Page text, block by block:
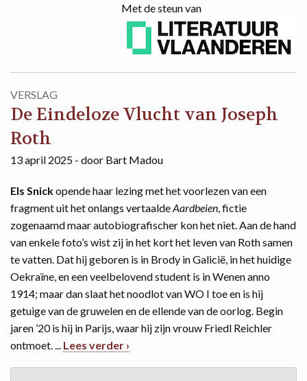
Met de steun van
VERSLAG
De Eindeloze Vlucht van Joseph
Roth
13 april 2025 - door Bart Madou
Els Snickopende haar lezing met het voorlezen van een
fragment uit het onlangs vertaaldeAardbeien, fictie
zogenaamd maar autobiografischer kon het niet. Aan de hand
van enkele foto’s wist zij in het kort het leven van Roth samen
te vatten. Dat hij geboren is in Brody in Galicië, in het huidige
Oekraïne, en een veelbelovend student is in Wenen anno
1914; maar dan slaat het noodlot van WO I toe en is hij
getuige van de gruwelen en de ellende van de oorlog. Begin
jaren ’20 is hij in Parijs, waar hij zijn vrouw Friedl Reichler
ontmoet. ... Lees verder ›